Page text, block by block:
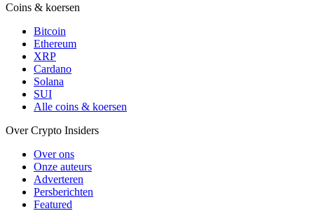
Coins & koersen
Bitcoin
Ethereum
XRP
Cardano
Solana
SUI
Alle coins & koersen
Over Crypto Insiders
Over ons
Onze auteurs
Adverteren
Persberichten
Featured